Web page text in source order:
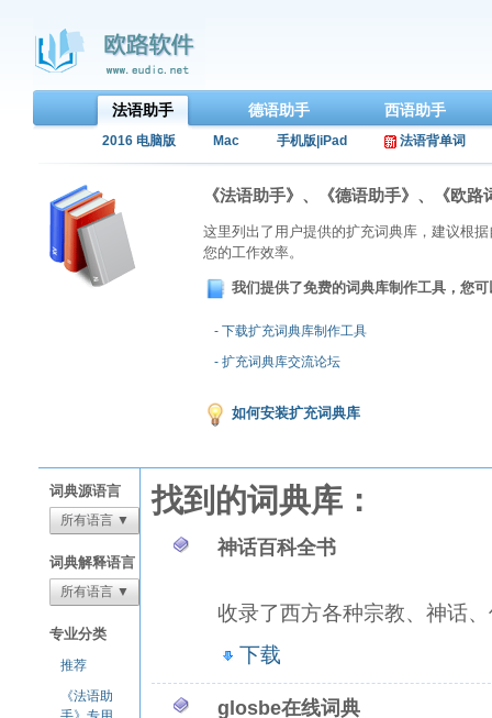
法语助手 德语助手 西语助手
2016 电脑版 Mac 手机版|iPad 法语背单词
《法语助手》、《德语助手》、《欧
这里列出了用户提供的扩充词典库，建议根
您的工作效率。
我们提供了免费的词典库制作工具，您
- 下载扩充词典库制作工具
- 扩充词典库交流论坛
如何安装扩充词典库
词典源语言
所有语言 ▼
词典解释语言
所有语言 ▼
专业分类
推荐
《法语助
找到的词典库：
神话百科全书
收录了西方各种宗教、神话
下载
glosbe在线词典